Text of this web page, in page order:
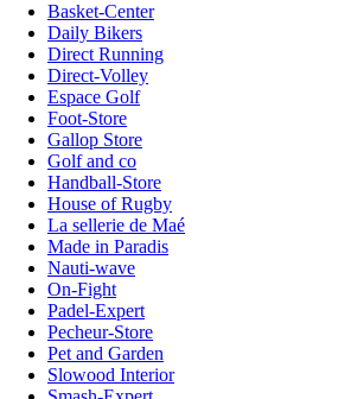
Basket-Center
Daily Bikers
Direct Running
Direct-Volley
Espace Golf
Foot-Store
Gallop Store
Golf and co
Handball-Store
House of Rugby
La sellerie de Maé
Made in Paradis
Nauti-wave
On-Fight
Padel-Expert
Pecheur-Store
Pet and Garden
Slowood Interior